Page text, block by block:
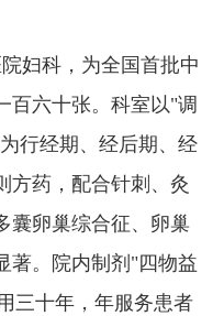
妇科，为全国首批中
百六十张。科室以"调
行经期、经后期、经
方药，配合针刺、灸
囊卵巢综合征、卵巢
著。院内制剂"四物益
三十年，年服务患者